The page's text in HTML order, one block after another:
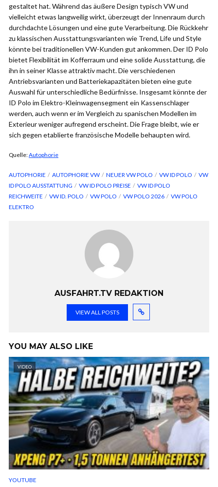
gestaltet hat. Während das äußere Design typisch VW und
vielleicht etwas langweilig wirkt, überzeugt der Innenraum durch
durchdachte Lösungen und eine gute Verarbeitung. Die Rückkehr
zu klassischen Ausstattungsvarianten wie Trend, Life und Style
könnte bei traditionellen VW-Kunden gut ankommen. Der ID Polo
bietet Flexibilität im Kofferraum und eine solide Ausstattung, die
ihn in seiner Klasse attraktiv macht. Die verschiedenen
Antriebsvarianten und Batteriekapazitäten bieten eine gute
Auswahl für unterschiedliche Bedürfnisse. Insgesamt könnte der
ID Polo im Elektro-Kleinwagensegment ein Kassenschlager
werden, auch wenn er im Vergleich zu spanischen Modellen im
Exterieur weniger aufregend erscheint. Die Frage bleibt, wie er
sich gegen etablierte französische Modelle behaupten wird.
Quelle:Autophorie
AUTOPHORIE AUTOPHORIE VW NEUER VW POLO VW ID POLO
VW
ID POLO AUSSTATTUNG
VW ID POLO PREISE
VW ID POLO
REICHWEITE
VW ID. POLO VW POLO VW POLO 2026
VW POLO
ELEKTRO
AUSFAHRT.TV REDAKTION
VIEW ALL POSTS
YOU MAY ALSO LIKE
VIDEO
YOUTUBE